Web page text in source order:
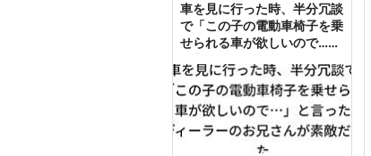
車を見に行った時、半分冗談
で「この子の電動車椅子を乗
せられる車が欲しいので…」
さんが素敵だった